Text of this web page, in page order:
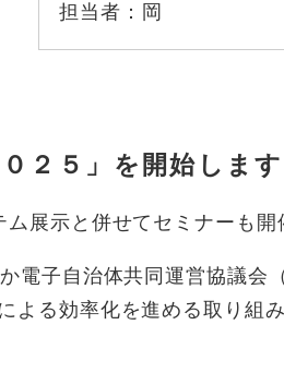
担当者： 岡
２５」を開始します
展示と併せてセミナーも開
電子自治体共同運営協議会
よる効率化を進める取り組